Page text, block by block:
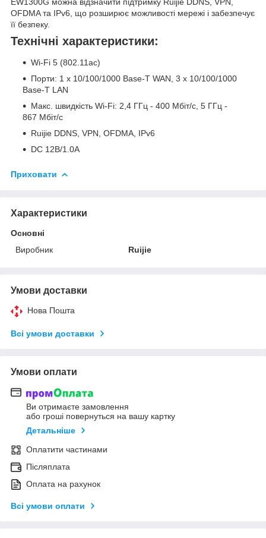
EW1300G можна відзначити підтримку Ruijie DDNS, VPN,
OFDMA та IPv6, що розширює можливості мережі і забезпечує
її безпеку.
Технічні характеристики:
Wi-Fi 5 (802.11ac)
Порти: 1 x 10/100/1000 Base-T WAN, 3 x 10/100/1000
Base-T LAN
Макс. швидкість Wi-Fi: 2,4 ГГц - 400 Мбіт/с, 5 ГГц -
867 Мбіт/с
Ruijie DDNS, VPN, OFDMA, IPv6
DC 12В/1.0A
Приховати
Характеристики
Основні
Виробник
Ruijie
Умови доставки
Нова Пошта
Всі умови доставки
Умови оплати
Ви отримаєте замовлення
або гроші повернуться на вашу картку
Детальніше
Оплатити частинами
Післяплата
Оплата на рахунок
Всі умови оплати